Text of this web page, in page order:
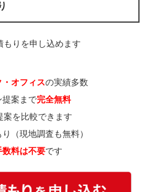
もりを申し込めます
・オフィスの実績多数
提案まで完全無料
案を比較できます
（現地調査も無料）
数料は不要です